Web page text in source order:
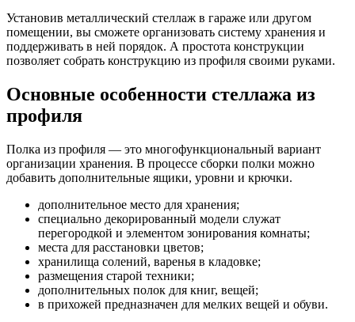
Установив металлический стеллаж в гараже или другом
помещении, вы сможете организовать систему хранения и
поддерживать в ней порядок. А простота конструкции
позволяет собрать конструкцию из профиля своими руками.
Основные особенности стеллажа из
профиля
Полка из профиля — это многофункциональный вариант
организации хранения. В процессе сборки полки можно
добавить дополнительные ящики, уровни и крючки.
дополнительное место для хранения;
специально декорированный модели служат
перегородкой и элементом зонирования комнаты;
места для расстановки цветов;
хранилища солений, варенья в кладовке;
размещения старой техники;
дополнительных полок для книг, вещей;
в прихожей предназначен для мелких вещей и обуви.